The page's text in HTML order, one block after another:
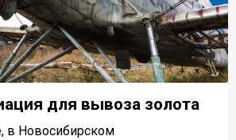
для вывоза золота
в Новосибирском